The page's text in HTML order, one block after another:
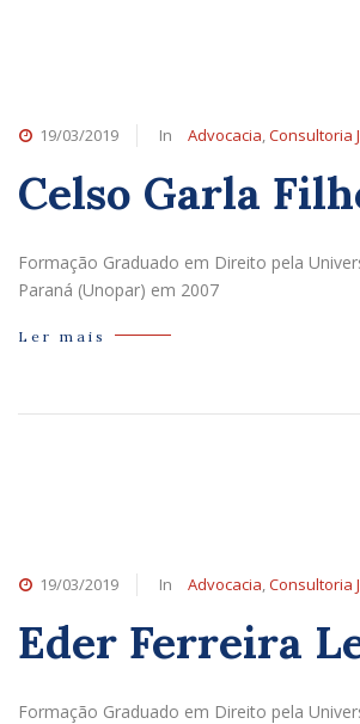
19/03/2019 In Advocacia,Consultoria
Celso Garla
Formação Graduado em Direito pela
Paraná (Unopar) em 2007
Ler mais
19/03/2019 In Advocacia,Consultoria
Eder Ferreira
Formação Graduado em Direito pela